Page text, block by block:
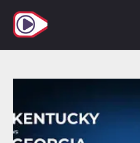
Inhalt
springen